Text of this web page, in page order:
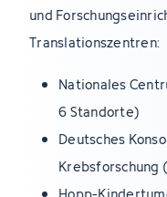
und
Translationszentren:
Nationales
6 Standorte)
Deutsches
Krebsforschung